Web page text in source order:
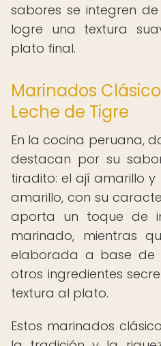
sabores se integren
logre una textura
plato final.
Marinados
Leche de Tigre
En la cocina peruana,
destacan por su
tiradito: el ají amarillo y
amarillo, con su
aporta un toque de
marinado, mientras
elaborada a base de
otros ingredientes
textura al plato.
Estos marinados